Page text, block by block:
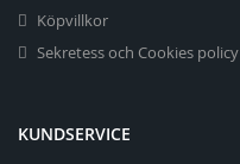
Köpvillkor
Sekretess och Cookies policy
KUNDSERVICE